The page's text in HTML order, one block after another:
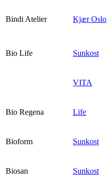
Bindi Atelier Kjær Oslo
Bio Life Sunkost
VITA
Bio Regena Life
Bioform Sunkost
Biosan Sunkost